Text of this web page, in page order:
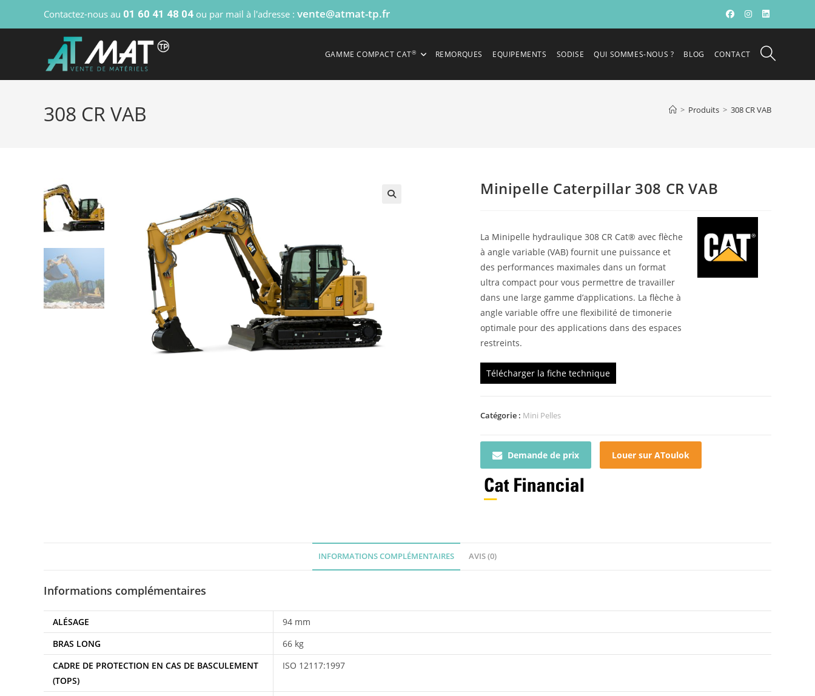
Contactez-nous au 01 60 41 48 04 ou par mail à l'adresse : vente@atmat-tp.fr
GAMME COMPACT CAT® REMORQUES EQUIPEMENTS SODISE QUI SOMMES-NOUS ? BLOG CONTACT
308 CR VAB > Produits > 308 CR VAB
Minipelle Caterpillar 308 CR VAB
La Minipelle hydraulique 308 CR Cat® avec flèche
à angle variable (VAB) fournit une puissance et
des performances maximales dans un format
ultra compact pour vous permettre de travailler
dans une large gamme d’applications. La flèche à
angle variable offre une flexibilité de timonerie
optimale pour des applications dans des espaces
restreints.
Télécharger la fiche technique
Catégorie : Mini Pelles
Demande de prix Louer sur AToulok
INFORMATIONS COMPLÉMENTAIRES AVIS (0)
Informations complémentaires
ALÉSAGE
94 mm
BRAS LONG
66 kg
CADRE DE PROTECTION EN CAS DE BASCULEMENT
(TOPS)
ISO 12117:1997